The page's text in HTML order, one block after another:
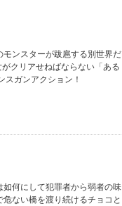
ンスターが跋扈する別世界だ
クリアせねばならない「ある
ガンアクション！
何にして犯罪者から弱者の味
ない橋を渡り続けるチョコと